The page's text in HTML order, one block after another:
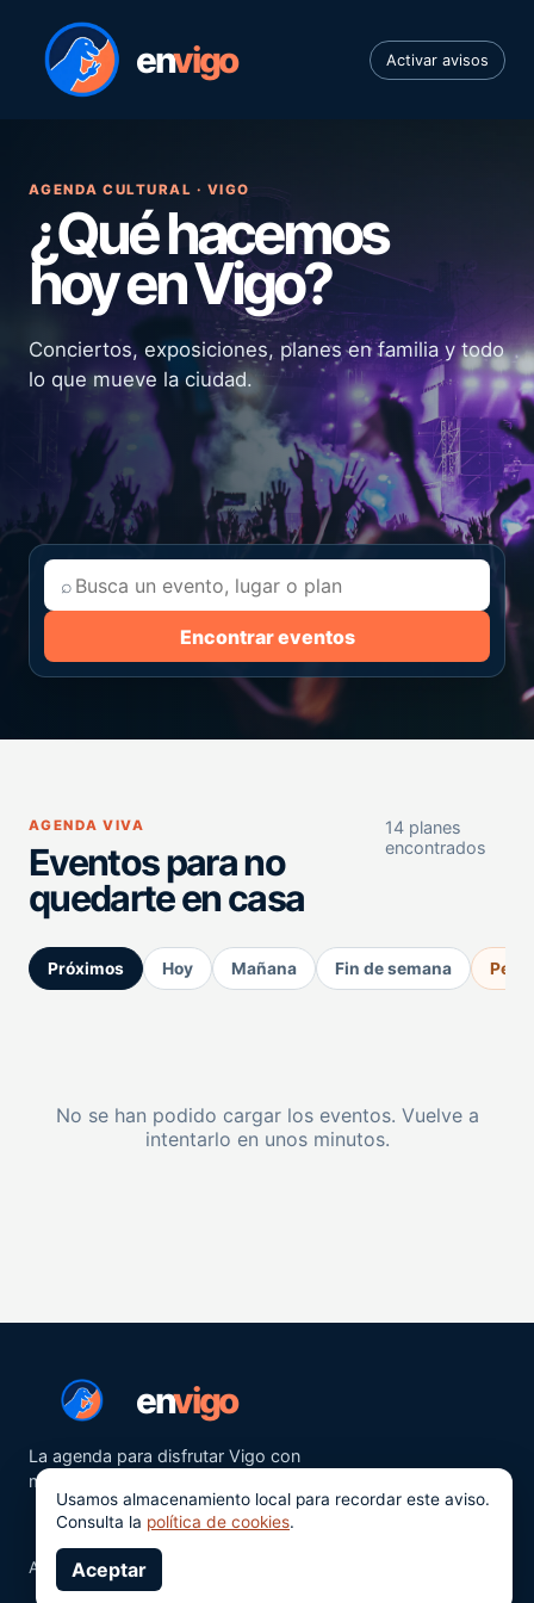
envigo Activar avisos
AGENDA CULTURAL · VIGO
¿Qué hacemos
hoy en Vigo?
Conciertos, exposiciones, planes en familia y todo
lo que mueve la ciudad.
⌕
Encontrar eventos
AGENDA VIVA
Eventos para no
quedarte en casa
14 planes
encontrados
Próximos Hoy Mañana Fin de semana
No se han podido cargar los eventos. Vuelve a
intentarlo en unos minutos.
envigo
La agenda para disfrutar Vigo con
más ganas.
Aviso legalPrivacidad
Usamos almacenamiento local para recordar este aviso.
Consulta la política de cookies.
Aceptar